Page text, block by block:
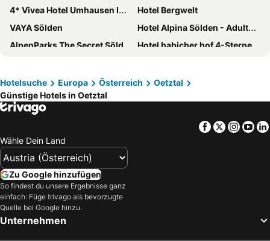
4* Vivea Hotel Umhausen Im Ötztal
Hotel Bergwelt
VAYA Sölden
Hotel Alpina Sölden - Adults Only
AlpenParks The Secret Sölden
Hotel habicher hof 4-Sterne-Superior
Hotel Rita
first mountain Hotel Ötztal
Riders In
TOP Hotel Hochgurgl
Hotel Zum Hirschen
Hotel Neue Post
die berge lifestyle-hotel Sölden
Hotel Liebe Sonne
Posthotel Kassl
Hotel 3 Mohren
Aktiv Panoramahotel Daniel
Alpine B&B
Hotelsuche Europa Österreich
Oetztal
Günstige Hotels in Oetztal
Facebook
Twitter
Wähle Dein Land
Zu Google hinzufügen
So findest du unsere Ergebnisse ganz
einfach: Füge trivago als bevorzugte
Quelle bei Google hinzu.
Unternehmen